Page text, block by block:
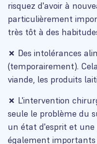
risquez d'avoir à
particulièrement
très tôt à des
✗ Des intolérances
(temporairement).
viande, les produits
✗ L'intervention
seule le problème du
un état d'esprit et
également importants